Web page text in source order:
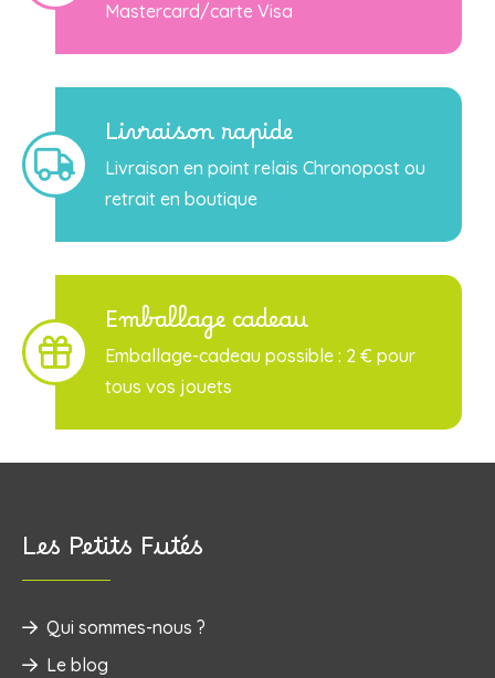
Mastercard/carte Visa
Livraison rapide
Livraison en point relais Chronopost ou
retrait en boutique
Emballage cadeau
Emballage-cadeau possible : 2 € pour
tous vos jouets
Les Petits Futés
Qui sommes-nous ?
Le blog